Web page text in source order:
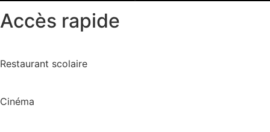
Accès rapide
Restaurant scolaire
Cinéma